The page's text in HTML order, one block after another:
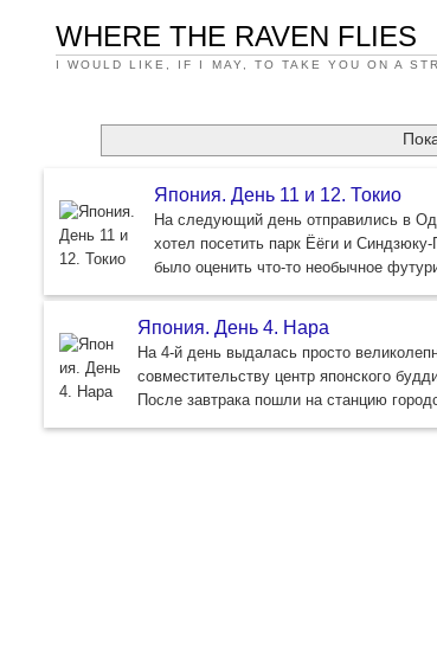
WHERE THE RAVEN FLIES
I WOULD LIKE, IF I MAY, TO TAKE YOU ON A
Япония. День 11 и 12. Токио
На следующий день отправились в
хотел посетить парк Ёёги и
было оценить что-то необычное
Япония. День 4. Нара
На 4-й день выдалась просто
совместительству центр японского
После завтрака пошли на станцию